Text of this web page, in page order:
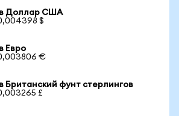
в Доллар США
$
Евро
€
Британский фунт стерлингов
£